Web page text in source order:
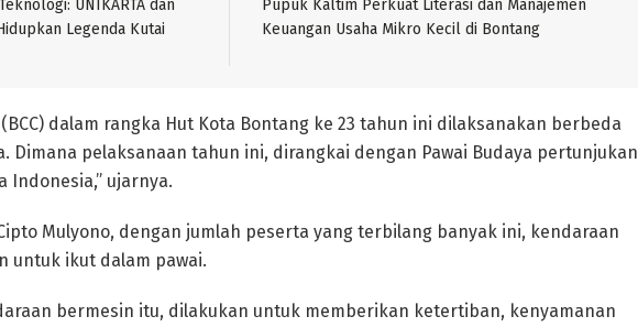
UNIKARTA dan
Legenda Kutai
Pupuk Kaltim Perkuat Literasi dan Manajemen
Keuangan Usaha Mikro Kecil di Bontang
dalam rangka Hut Kota Bontang ke 23 tahun ini dilaksanakan berbeda
Dimana pelaksanaan tahun ini, dirangkai dengan Pawai Budaya pertunjukan
Indonesia,” ujarnya.
Mulyono, dengan jumlah peserta yang terbilang banyak ini, kendaraan
untuk ikut dalam pawai.
bermesin itu, dilakukan untuk memberikan ketertiban, kenyamanan